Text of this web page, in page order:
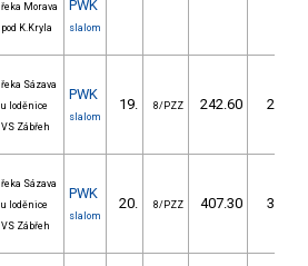
řeka Morava
pod K.Kryla
PWK
slalom
řeka Sázava
u loděnice
VS Zábřeh
PWK
slalom
19. 8/PZZ 242.60 200,5
řeka Sázava
u loděnice
VS Zábřeh
PWK
slalom
20. 8/PZZ 407.30 300,1